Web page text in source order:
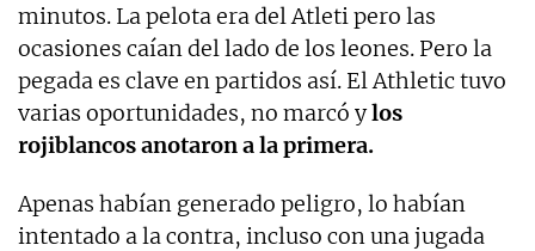
minutos. La pelota era del Atleti pero las
ocasiones caían del lado de los leones. Pero la
pegada es clave en partidos así. El Athletic tuvo
varias oportunidades, no marcó ylos
rojiblancos anotaron a la primera.
Apenas habían generado peligro, lo habían
intentado a la contra, incluso con una jugada